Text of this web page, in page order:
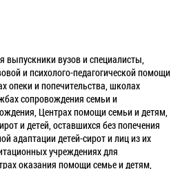
вузов и специалисты,
и психолого-педагогической помощи
опеки и попечительства, школах
сопровождения семьи и
Центрах помощи семьи и детям,
и детей, оставшихся без попечения
адаптации детей-сирот и лиц из их
учреждениях для
оказания помощи семье и детям,